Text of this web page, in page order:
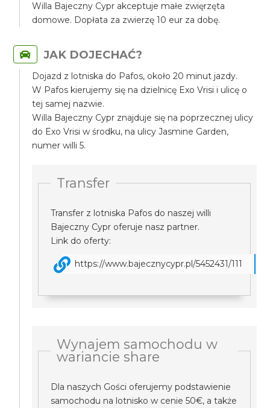
Willa Bajeczny Cypr akceptuje małe zwięrzęta
domowe. Dopłata za zwierzę 10 eur za dobę.
JAK DOJECHAĆ?
Dojazd z lotniska do Pafos, około 20 minut jazdy.
W Pafos kierujemy się na dzielnicę Exo Vrisi i ulicę o
tej samej nazwie.
Willa Bajeczny Cypr znajduje się na poprzecznej ulicy
do Exo Vrisi w środku, na ulicy Jasmine Garden,
numer willi 5.
Transfer
Transfer z lotniska Pafos do naszej willi
Bajeczny Cypr oferuje nasz partner.
Link do oferty:
https://www.bajecznycypr.pl/5452431/111
Wynajem samochodu w
wariancie share
Dla naszych Gości oferujemy podstawienie
samochodu na lotnisko w cenie 50€, a także